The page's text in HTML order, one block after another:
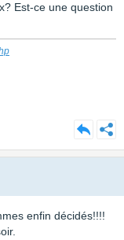
Est-ce une question
enfin décidés!!!!